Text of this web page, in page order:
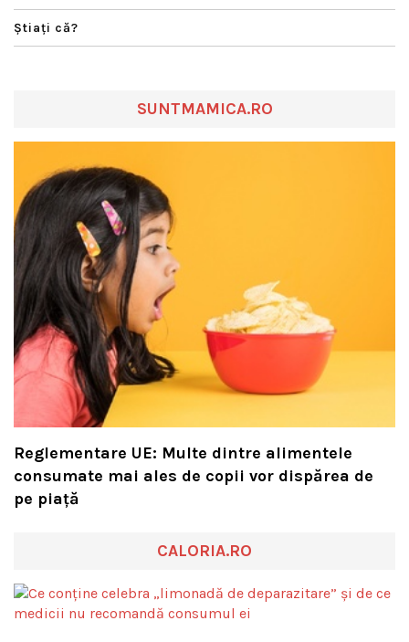
Ştiaţi că?
SUNTMAMICA.RO
Reglementare UE: Multe dintre alimentele
consumate mai ales de copii vor dispărea de
pe piață
CALORIA.RO